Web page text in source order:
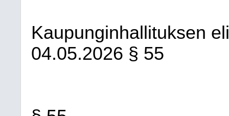
Kaupunginhallituksen
04.05.2026 § 55